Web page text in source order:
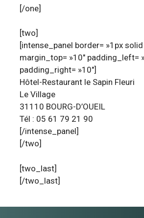
[/one]
[two]
[intense_panel border= »1px
margin_top= »10″ padding_left=
padding_right= »10″]
Hôtel-Restaurant le Sapin Fleuri
Le Village
31110 BOURG-D’OUEIL
Tél : 05 61 79 21 90
[/intense_panel]
[/two]
[two_last]
[/two_last]